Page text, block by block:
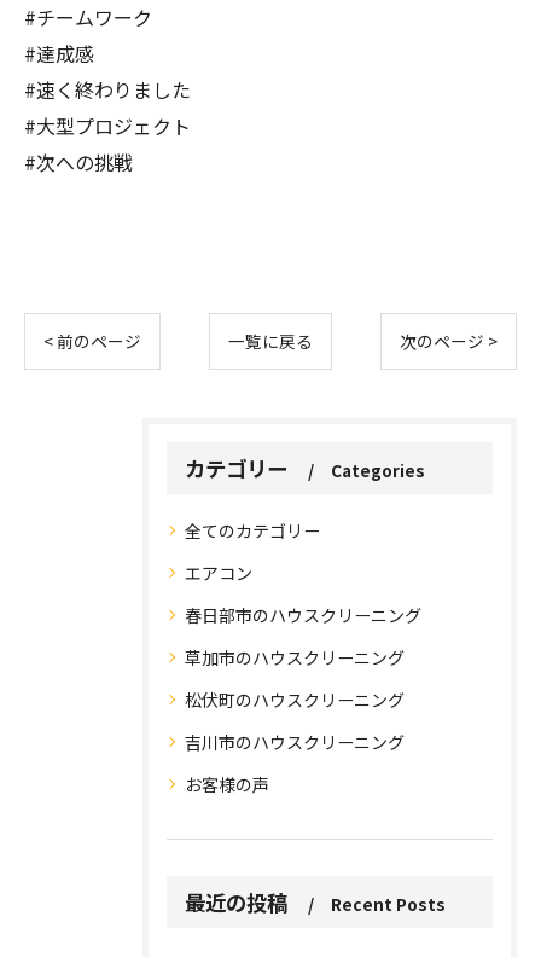
#チームワーク
#達成感
#速く終わりました
#大型プロジェクト
#次への挑戦
< 前のページ 一覧に戻る 次のページ >
カテゴリー Categories
全てのカテゴリー
エアコン
春日部市のハウスクリーニング
草加市のハウスクリーニング
松伏町のハウスクリーニング
吉川市のハウスクリーニング
お客様の声
最近の投稿 Recent Posts